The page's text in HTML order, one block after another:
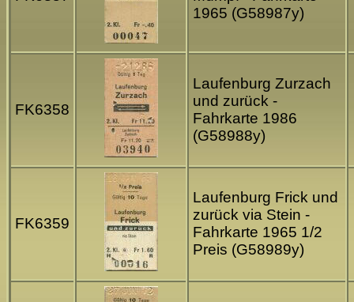
1965 (G58987y)
FK6358
Laufenburg Zurzach
und zurück -
Fahrkarte 1986
(G58988y)
FK6359
Laufenburg Frick und
zurück via Stein -
Fahrkarte 1965 1/2
Preis (G58989y)